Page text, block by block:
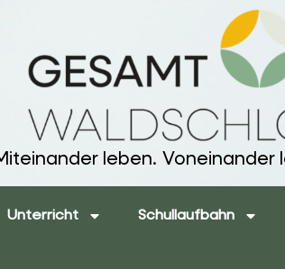
leben. Voneinander
Unterricht Schullaufbahn